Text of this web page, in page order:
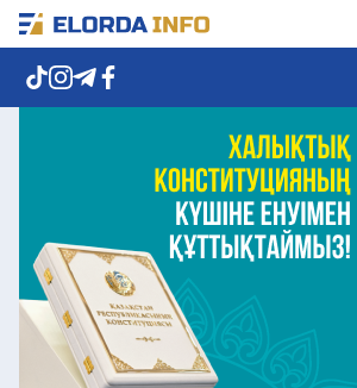
Елорда жаңалықтары
Көзқарас
Саясат
Видео
Әлеумет
Экономика
Спорт
Мәдениет